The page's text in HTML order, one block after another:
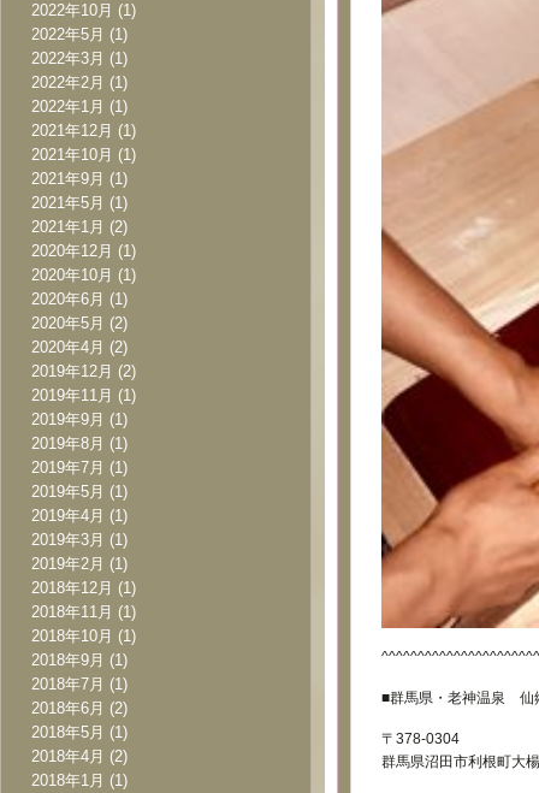
■群馬県・老神温泉 仙
〒378-0304
群馬県沼田市利根町大
2022年10月 (1)
2022年5月 (1)
2022年3月 (1)
2022年2月 (1)
2022年1月 (1)
2021年12月 (1)
2021年10月 (1)
2021年9月 (1)
2021年5月 (1)
2021年1月 (2)
2020年12月 (1)
2020年10月 (1)
2020年6月 (1)
2020年5月 (2)
2020年4月 (2)
2019年12月 (2)
2019年11月 (1)
2019年9月 (1)
2019年8月 (1)
2019年7月 (1)
2019年5月 (1)
2019年4月 (1)
2019年3月 (1)
2019年2月 (1)
2018年12月 (1)
2018年11月 (1)
2018年10月 (1)
2018年9月 (1)
2018年7月 (1)
2018年6月 (2)
2018年5月 (1)
2018年4月 (2)
2018年1月 (1)